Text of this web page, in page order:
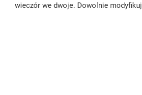
wieczór we dwoje. Dowolnie